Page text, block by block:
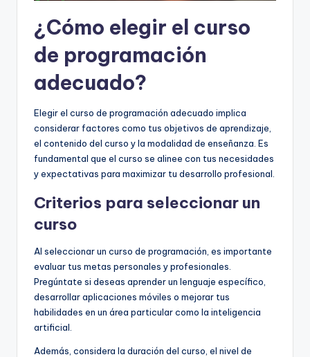
¿Cómo elegir el curso
de programación
adecuado?
Elegir el curso de programación adecuado implica
considerar factores como tus objetivos de aprendizaje,
el contenido del curso y la modalidad de enseñanza. Es
fundamental que el curso se alinee con tus necesidades
y expectativas para maximizar tu desarrollo profesional.
Criterios para seleccionar un
curso
Al seleccionar un curso de programación, es importante
evaluar tus metas personales y profesionales.
Pregúntate si deseas aprender un lenguaje específico,
desarrollar aplicaciones móviles o mejorar tus
habilidades en un área particular como la inteligencia
artificial.
Además, considera la duración del curso, el nivel de